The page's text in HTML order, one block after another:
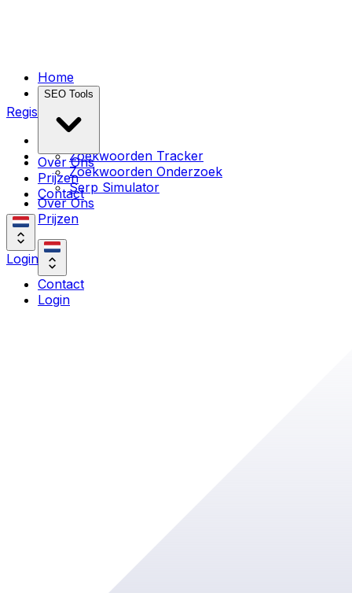
Home
SEO Tools
Over Ons
Prijzen
Contact
Login
Registreer
Zoekwoorden Tracker
Zoekwoorden Onderzoek
Serp Simulator
Over Ons
Prijzen
Contact
Login